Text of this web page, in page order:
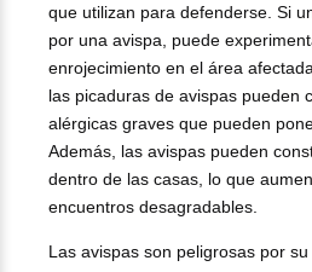
que utilizan para defenderse. Si
por una avispa, puede
enrojecimiento en el área
las picaduras de avispas pueden
alérgicas graves que pueden
Además, las avispas pueden
dentro de las casas, lo que
encuentros desagradables.
Las avispas son peligrosas por